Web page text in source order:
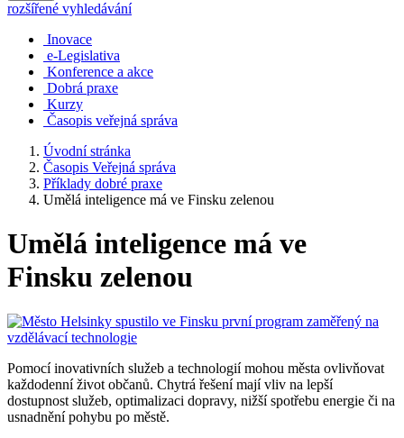
rozšířené vyhledávání
Inovace
e-Legislativa
Konference a akce
Dobrá praxe
Kurzy
Časopis veřejná správa
Úvodní stránka
Časopis Veřejná správa
Příklady dobré praxe
Umělá inteligence má ve Finsku zelenou
Umělá inteligence má ve
Finsku zelenou
Pomocí inovativních služeb a technologií mohou města ovlivňovat
každodenní život občanů. Chytrá řešení mají vliv na lepší
dostupnost služeb, optimalizaci dopravy, nižší spotřebu energie či na
usnadnění pohybu po městě.